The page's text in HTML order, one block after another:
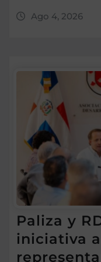
Ago 4, 2026
Paliza y
iniciativa